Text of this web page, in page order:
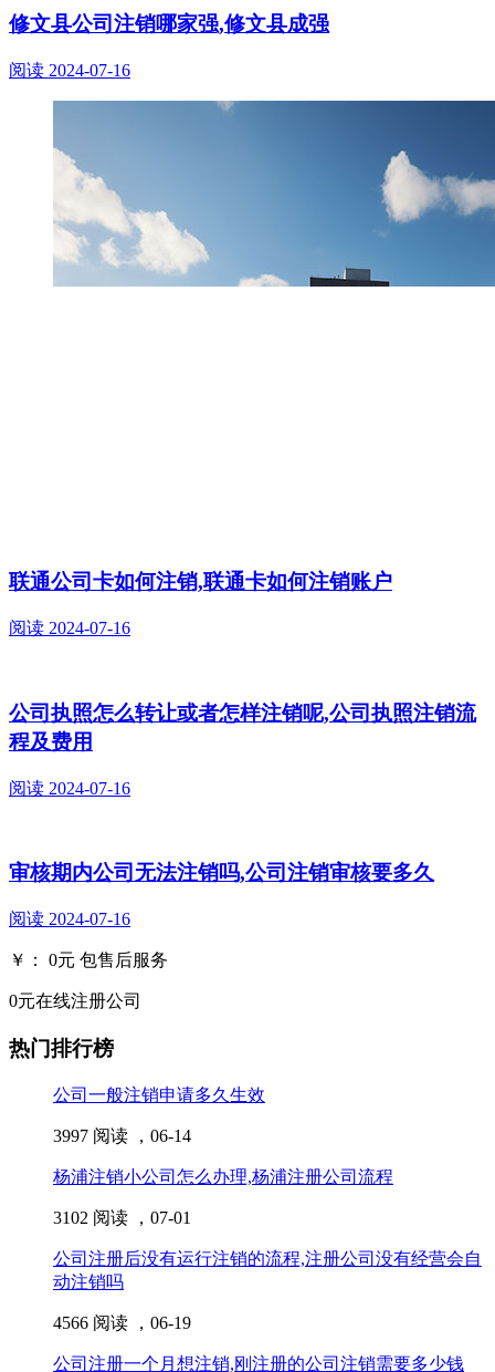
修文县公司注销哪家强,修文县成强
阅读 2024-07-16
联通公司卡如何注销,联通卡如何注销账户
阅读 2024-07-16
公司执照怎么转让或者怎样注销呢,公司执照注销流
程及费用
阅读 2024-07-16
审核期内公司无法注销吗,公司注销审核要多久
阅读 2024-07-16
￥： 0元 包售后服务
0元在线注册公司
热门排行榜
公司一般注销申请多久生效
3997 阅读 ， 06-14
杨浦注销小公司怎么办理,杨浦注册公司流程
3102 阅读 ， 07-01
公司注册后没有运行注销的流程,注册公司没有经营会自
动注销吗
4566 阅读 ， 06-19
公司注册一个月想注销,刚注册的公司注销需要多少钱